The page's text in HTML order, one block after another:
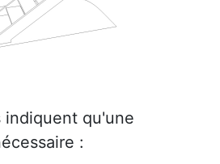
indiquent qu'une
: